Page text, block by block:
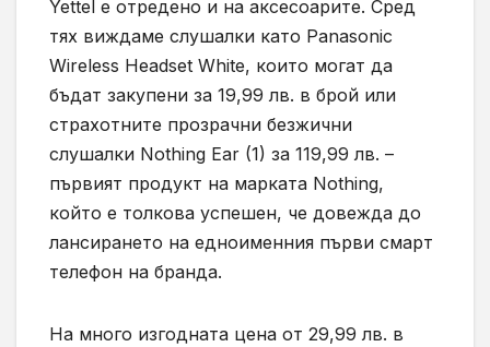
Yettel е отредено и на аксесоарите. Сред
тях виждаме слушалки като Panasonic
Wireless Headset White, които могат да
бъдат закупени за 19,99 лв. в брой или
страхотните прозрачни безжични
слушалки Nothing Ear (1) за 119,99 лв. –
първият продукт на марката Nothing,
който е толкова успешен, че довежда до
лансирането на едноименния първи смарт
телефон на бранда.
На много изгодната цена от 29,99 лв. в